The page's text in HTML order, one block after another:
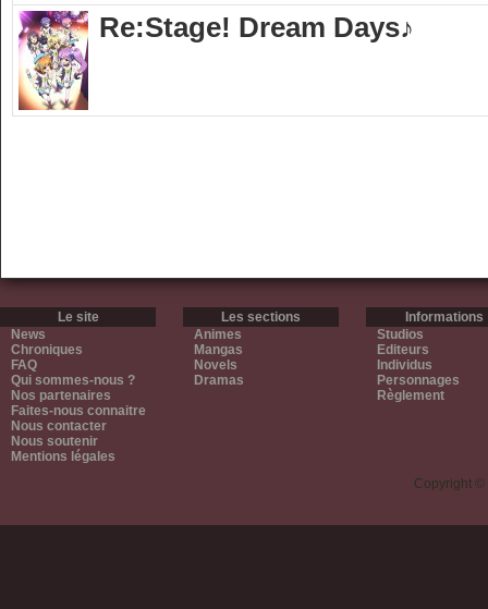
Re:Stage! Dream Days♪
Le site
News
Chroniques
FAQ
Qui sommes-nous ?
Nos partenaires
Faites-nous connaitre
Nous contacter
Nous soutenir
Mentions légales
Les sections
Animes
Mangas
Novels
Dramas
Informations
Studios
Editeurs
Individus
Personnages
Règlement
Copyright ©